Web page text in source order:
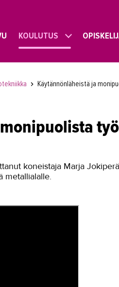
KOULUTUS
Käytännönläheistä ja
koneistaja Marja
metallialalle.